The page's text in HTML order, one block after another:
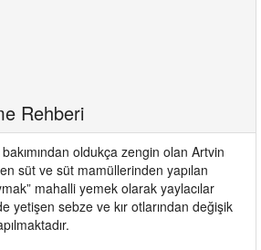
Rehberi
oldukça zengin olan Artvin
süt ve süt mamüllerinden yapılan
mahalli yemek olarak yaylacılar
yetişen sebze ve kır otlarından değişik